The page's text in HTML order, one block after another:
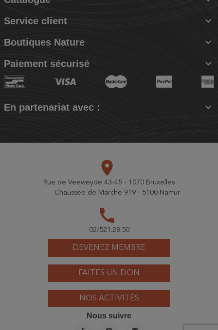
Service client 
Boutiques Nature 
Paiement sécurisé 
En partenariat avec : 
DEVENEZ MEMBRE
FAITES UN DON
NOS ACTIVITÉS
place
Rue de Veeweyde 43-45 - 1070 Bruxelles
Chaussée de Marche 919 - 5100 Namur
call
02/521.28.50
Nous suivre